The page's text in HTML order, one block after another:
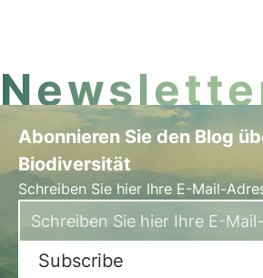
Abonnieren Sie den Blog
Biodiversität
Schreiben Sie hier Ihre E-Mail-
Subscribe